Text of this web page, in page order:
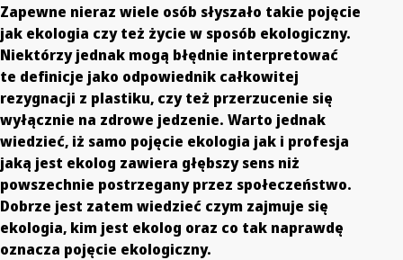
Zapewne nieraz wiele osób słyszało takie pojęcie
jak ekologia czy też życie w sposób ekologiczny.
Niektórzy jednak mogą błędnie interpretować
te definicje jako odpowiednik całkowitej
rezygnacji z plastiku, czy też przerzucenie się
wyłącznie na zdrowe jedzenie. Warto jednak
wiedzieć, iż samo pojęcie ekologia jak i profesja
jaką jest ekolog zawiera głębszy sens niż
powszechnie postrzegany przez społeczeństwo.
Dobrze jest zatem wiedzieć czym zajmuje się
ekologia, kim jest ekolog oraz co tak naprawdę
oznacza pojęcie ekologiczny.